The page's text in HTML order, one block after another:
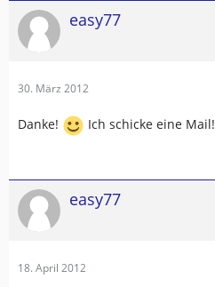
easy77
30. März 2012
Danke! Ich schicke eine Mail!
easy77
18. April 2012